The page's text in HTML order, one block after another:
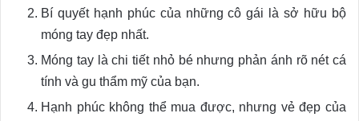
Bí quyết hạnh phúc của những cô gái là sở hữu bộ
móng tay đẹp nhất.
Móng tay là chi tiết nhỏ bé nhưng phản ánh rõ nét cá
tính và gu thẩm mỹ của bạn.
Hạnh phúc không thể mua được, nhưng vẻ đẹp của